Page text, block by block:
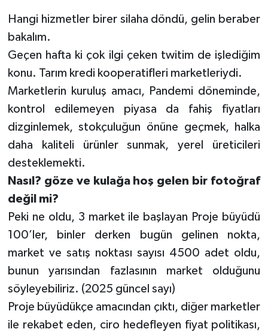
Hangi hizmetler birer silaha döndü, gelin beraber
bakalım.
Geçen hafta ki çok ilgi çeken twitim de işlediğim
konu. Tarım kredi kooperatifleri marketleriydi.
Marketlerin kuruluş amacı, Pandemi döneminde,
kontrol edilemeyen piyasa da fahiş fiyatları
dizginlemek, stokçuluğun önüne geçmek, halka
daha kaliteli ürünler sunmak, yerel üreticileri
desteklemekti.
Nasıl? göze ve kulağa hoş gelen bir fotoğraf
değil mi?
Peki ne oldu, 3 market ile başlayan Proje büyüdü
100’ler, binler derken bugün gelinen nokta,
market ve satış noktası sayısı 4500 adet oldu,
bunun yarısından fazlasının market olduğunu
söyleyebiliriz. (2025 güncel sayı)
Proje büyüdükçe amacından çıktı, diğer marketler
ile rekabet eden, ciro hedefleyen fiyat politikası,